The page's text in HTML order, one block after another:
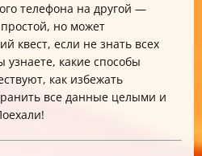
с помощью MOBILedit —
и Контакты + — облако и
переноса
и устранение
групп и тегов
телефона на другой —
но может
квест, если не знать всех
какие способы
как избежать
все данные целыми и